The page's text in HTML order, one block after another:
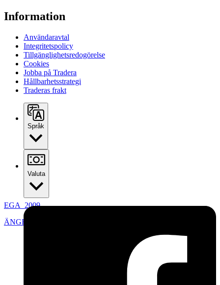
EGA_2009
ÄNGELHOLM
Information
Användaravtal
Integritetspolicy
Tillgänglighetsredogörelse
Cookies
Jobba på Tradera
Hållbarhetsstrategi
Traderas frakt
Språk
Valuta